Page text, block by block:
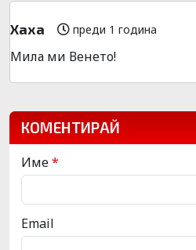
Хаха преди 1 година
Мила ми Венето!
КОМЕНТИРАЙ
Име*
Email